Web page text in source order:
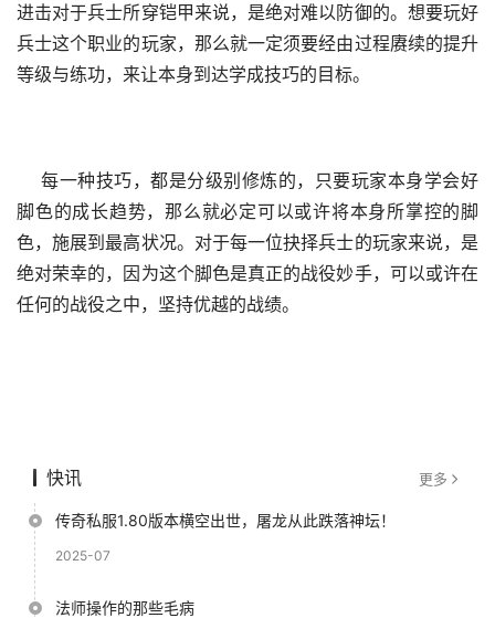
进击对于兵士所穿铠甲来说，是绝对难以防御的。想要玩好
兵士这个职业的玩家，那么就一定须要经由过程赓续的提升
等级与练功，来让本身到达学成技巧的目标。
每一种技巧，都是分级别修炼的，只要玩家本身学会好
脚色的成长趋势，那么就必定可以或许将本身所掌控的脚
色，施展到最高状况。对于每一位抉择兵士的玩家来说，是
绝对荣幸的，因为这个脚色是真正的战役妙手，可以或许在
任何的战役之中，坚持优越的战绩。
快讯 更多
传奇私服1.80版本横空出世，屠龙从此跌落神坛！
2025-07
法师操作的那些毛病